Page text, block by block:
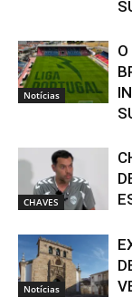
Notícias
CHAVES
Notícias